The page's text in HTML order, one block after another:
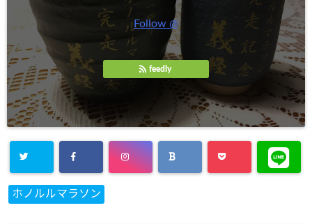
Follow @
feedly
ホノルルマラソン